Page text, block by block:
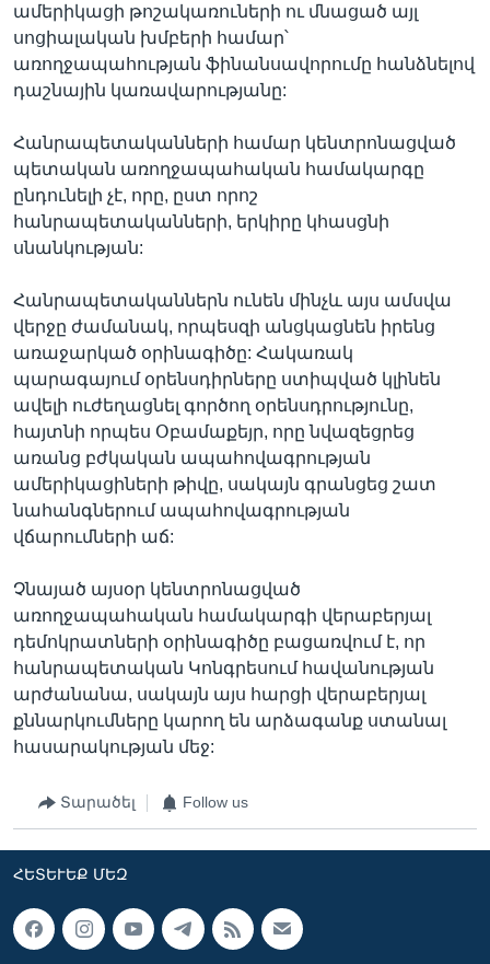
ամերիկացի թոշակառուների ու մնացած այլ
սոցիալական խմբերի համար՝
առողջապահության ֆինանսավորումը հանձնելով
դաշնային կառավարությանը:
Հանրապետականների համար կենտրոնացված
պետական առողջապահական համակարգը
ընդունելի չէ, որը, ըստ որոշ
հանրապետականների, երկիրը կհասցնի
սնանկության:
Հանրապետականներն ունեն մինչև այս ամսվա
վերջը ժամանակ, որպեսզի անցկացնեն իրենց
առաջարկած օրինագիծը: Հակառակ
պարագայում օրենսդիրները ստիպված կլինեն
ավելի ուժեղացնել գործող օրենսդրությունը,
հայտնի որպես Օբամաքեյր, որը նվազեցրեց
առանց բժկական ապահովագրության
ամերիկացիների թիվը, սակայն գրանցեց շատ
նահանգներում ապահովագրության
վճարումների աճ:
Չնայած այսօր կենտրոնացված
առողջապահական համակարգի վերաբերյալ
դեմոկրատների օրինագիծը բացառվում է, որ
հանրապետական Կոնգրեսում հավանության
արժանանա, սակայն այս հարցի վերաբերյալ
քննարկումները կարող են արձագանք ստանալ
հասարակության մեջ:
Տարածել Follow us
ՀԵՏԵՒԵՔ ՄԵԶ